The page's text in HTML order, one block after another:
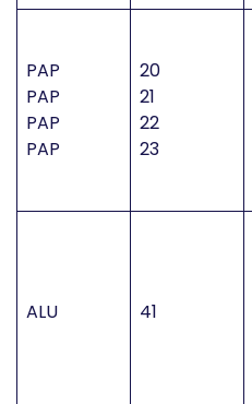
PAP
PAP
PAP
PAP
20
21
22
23
ALU 41